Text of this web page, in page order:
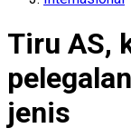
Tiru AS,
jenis